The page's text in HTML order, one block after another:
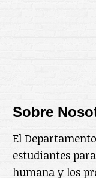
Sobre
El
estudiantes
humana y los